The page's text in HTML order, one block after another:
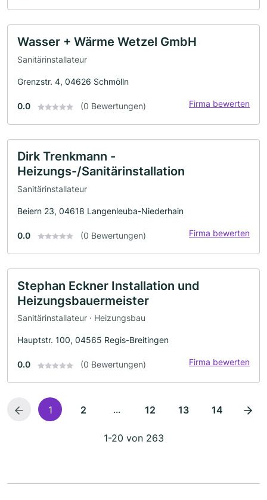
Wasser + Wärme Wetzel GmbH
Sanitärinstallateur
Grenzstr. 4, 04626 Schmölln
0.0 (0 Bewertungen) Firma bewerten
Dirk Trenkmann -
Heizungs-/Sanitärinstallation
Sanitärinstallateur
Beiern 23, 04618 Langenleuba-Niederhain
0.0 (0 Bewertungen) Firma bewerten
Stephan Eckner Installation und
Heizungsbauermeister
Sanitärinstallateur · Heizungsbau
Hauptstr. 100, 04565 Regis-Breitingen
0.0 (0 Bewertungen) Firma bewerten
1 2 ... 12 13 14
1-20 von 263